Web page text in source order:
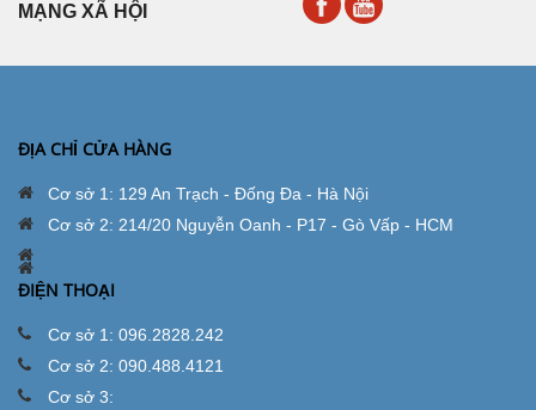
MẠNG XÃ HỘI
ĐỊA CHỈ CỬA HÀNG
Cơ sở 1: 129 An Trạch - Đống Đa - Hà Nội
Cơ sở 2: 214/20 Nguyễn Oanh - P17 - Gò Vấp - HCM
ĐIỆN THOẠI
Cơ sở 1: 096.2828.242
Cơ sở 2: 090.488.4121
Cơ sở 3: